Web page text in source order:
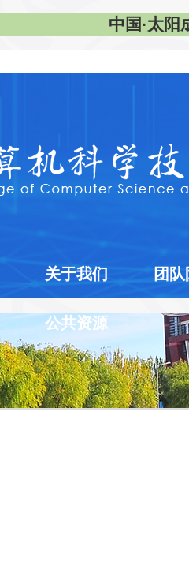
中国·太
关于我们 团
公共资源